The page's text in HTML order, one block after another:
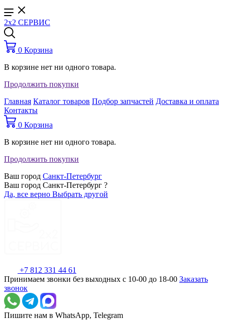
2x2 СЕРВИС
0 Корзина
В корзине нет ни одного товара.
Продолжить покупки
Главная Каталог товаров Подбор запчастей Доставка и оплата
Контакты
0 Корзина
В корзине нет ни одного товара.
Продолжить покупки
Ваш город Санкт-Петербург
Ваш город Санкт-Петербург ?
Да, все верно Выбрать другой
+7 812 331 44 61
Принимаем звонки без выходных с 10-00 до 18-00 Заказать
звонок
Пишите нам в WhatsApp, Telegram